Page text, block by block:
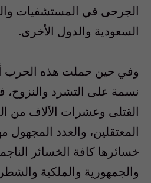
الجرحى في المستشفيات
السعودية والدول الأخرى.
نسمة على التشرد
القتلى وعشرات الآلاف من
المعتقلين، والعدد المجهول
خسائرها كافة الخسائر
والجمهورية والملكية